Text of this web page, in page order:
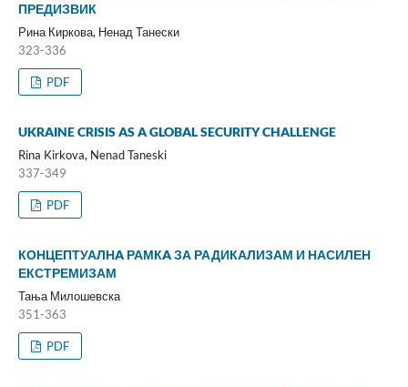
ПРЕДИЗВИК
Рина Киркова, Ненад Танески
323-336
PDF
UKRAINE CRISIS AS A GLOBAL SECURITY CHALLENGE
Rina Kirkova, Nenad Taneski
337-349
PDF
КОНЦЕПТУАЛНA РАМКA ЗА РАДИКАЛИЗАМ И НАСИЛЕН
ЕКСТРЕМИЗАМ
Тања Милошевска
351-363
PDF